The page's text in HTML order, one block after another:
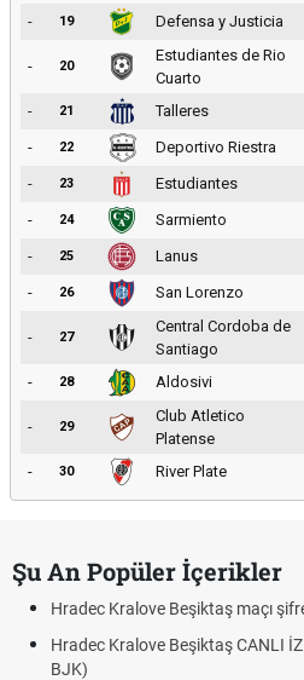
-
19 Defensa y Justicia
- 20
Estudiantes de Rio
Cuarto
- 21 Talleres
-
22 Deportivo Riestra
-
23 Estudiantes
-
24 Sarmiento
-
25 Lanus
-
26 San Lorenzo
- 27
Central Cordoba de
Santiago
- 28 Aldosivi
- 29
Club Atletico
Platense
- 30 River Plate
Şu An Popüler İçerikler
Hradec Kralove Beşiktaş maçı
Hradec Kralove Beşiktaş CANLI
BJK)